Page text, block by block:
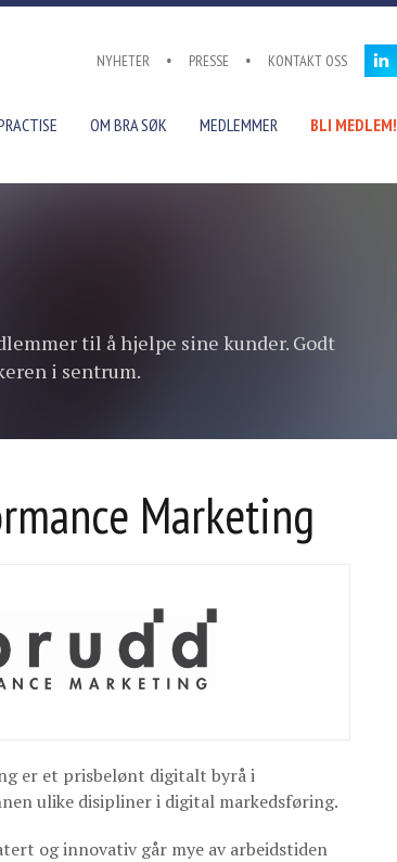
NYHETER PRESSE KONTAKT OSS
OM BRA SØK MEDLEMMER BLI MEDLEM!
til å hjelpe sine kunder. Godt
i sentrum.
Marketing
er et prisbelønt digitalt byrå i
ulike disipliner i digital markedsføring.
og innovativ går mye av arbeidstiden